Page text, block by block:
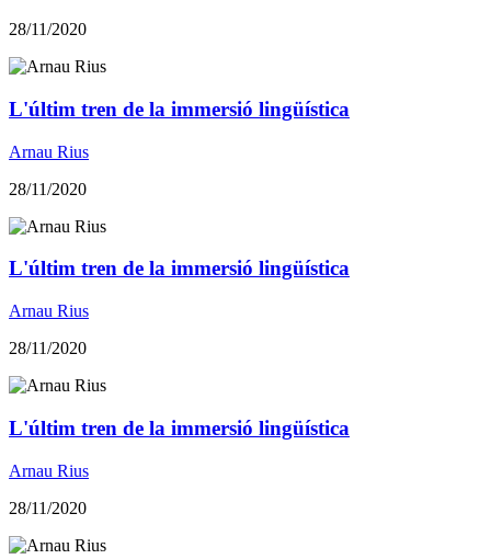
28/11/2020
​L'últim tren de la immersió lingüística
Arnau Rius
28/11/2020
​L'últim tren de la immersió lingüística
Arnau Rius
28/11/2020
​L'últim tren de la immersió lingüística
Arnau Rius
28/11/2020